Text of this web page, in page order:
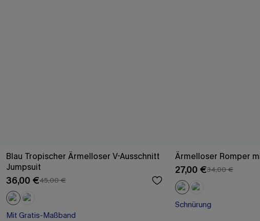
Blau Tropischer Ärmelloser V-Ausschnitt
Jumpsuit
36,00 €45,00 €
Mit Gratis-Maßband
Weites Bein
Ärmelloser Romper
27,00 €34,00 €
Schnürung